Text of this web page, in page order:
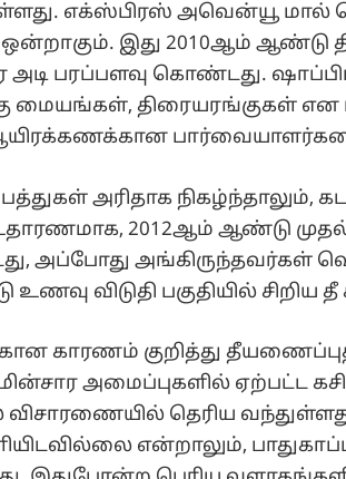
எக்ஸ்பிரஸ் அவென்யூ
இது 2010ஆம் ஆண்டு
அடி பரப்பளவு கொண்டது.
மையங்கள், திரையரங்குகள்
அரிதாக நிகழ்ந்தாலும்,
2012ஆம் ஆண்டு
அப்போது அங்கிருந்தவர்கள்
விடுதி பகுதியில் சிறிய
காரணம் குறித்து
அமைப்புகளில் ஏற்பட்ட
தெரிய
என்றாலும்,